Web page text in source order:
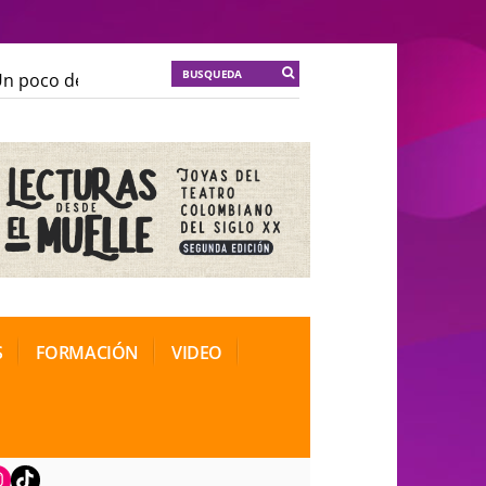
poco de locura para la cordura
de Teatro Rosa
FORMACIÓN VIDEO
TikTok